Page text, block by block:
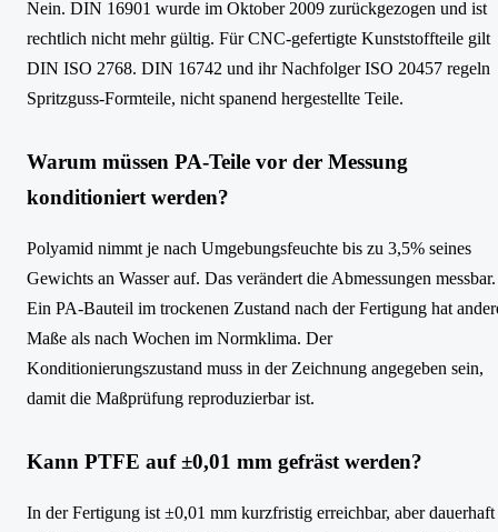
Nein. DIN 16901 wurde im Oktober 2009 zurückgezogen und ist
rechtlich nicht mehr gültig. Für CNC-gefertigte Kunststoffteile gilt
DIN ISO 2768. DIN 16742 und ihr Nachfolger ISO 20457 regeln
Spritzguss-Formteile, nicht spanend hergestellte Teile.
Warum müssen PA-Teile vor der Messung
konditioniert werden?
Polyamid nimmt je nach Umgebungsfeuchte bis zu 3,5% seines
Gewichts an Wasser auf. Das verändert die Abmessungen messbar.
Ein PA-Bauteil im trockenen Zustand nach der Fertigung hat
Maße als nach Wochen im Normklima. Der
Konditionierungszustand muss in der Zeichnung angegeben sein,
damit die Maßprüfung reproduzierbar ist.
Kann PTFE auf ±0,01 mm gefräst werden?
In der Fertigung ist ±0,01 mm kurzfristig erreichbar, aber dauerhaft